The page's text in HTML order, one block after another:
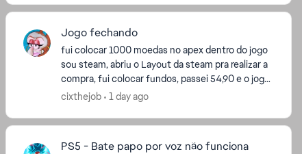
Jogo fechando
fui colocar 1000 moedas no apex dentro do jogo
sou steam, abriu o Layout da steam pra realizar a
compra, fui colocar fundos, passei 54,90 e o jogo
fechou nao pagou as 1000 moedas e ficou na
cixthejob 1 day ago
PS5 - Bate papo por voz não funciona